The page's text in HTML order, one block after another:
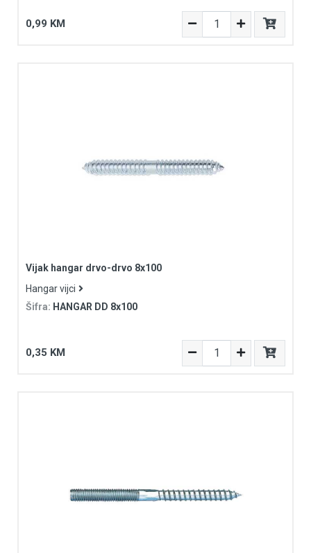
0,99 KM
Vijak hangar drvo-drvo 8x100
Hangar vijci
Šifra: HANGAR DD 8x100
0,35 KM